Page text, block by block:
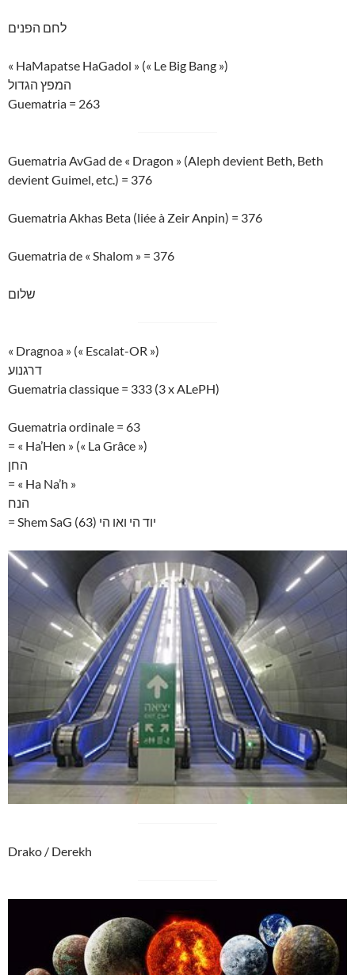
לחם הפנים
« HaMapatse HaGadol » (« Le Big Bang »)
המפץ הגדול
Guematria = 263
Guematria AvGad de « Dragon » (Aleph devient Beth, Beth
devient Guimel, etc.) = 376
Guematria Akhas Beta (liée à Zeir Anpin) = 376
Guematria de « Shalom » = 376
שלום
« Dragnoa » (« Escalat-OR »)
דרגנוע
Guematria classique = 333 (3 x ALePH)
Guematria ordinale = 63
= « Ha’Hen » (« La Grâce »)
החן
= « Ha Na’h »
הנח
= Shem SaG (63) יוד הי ואו הי
Drako / Derekh